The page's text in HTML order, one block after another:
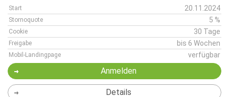
Start 20.11.2024
Stornoquote 5 %
Cookie 30 Tage
Freigabe bis 6 Wochen
Mobil-Landingpage verfügbar
Anmelden
Details